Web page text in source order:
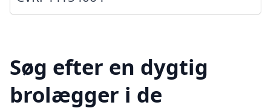
Søg efter en dygtig
brolægger i de